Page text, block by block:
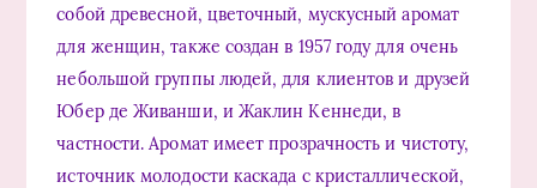
собой древесной, цветочный, мускусный аромат
для женщин, также создан в 1957 году для очень
небольшой группы людей, для клиентов и друзей
Юбер де Живанши, и Жаклин Кеннеди, в
частности. Аромат имеет прозрачность и чистоту,
источник молодости каскада с кристаллической,